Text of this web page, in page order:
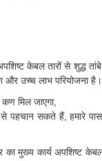
केबल तारों से शुद्ध
उच्च लाभ परियोजना है।
मिल जाएगा,
पहचान सकते हैं, हमारे
मुख्य कार्य अपशिष्ट